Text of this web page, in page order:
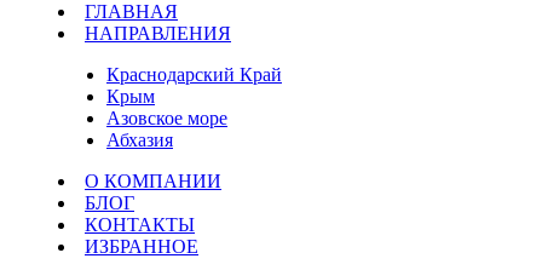
ГЛАВНАЯ
НАПРАВЛЕНИЯ
Краснодарский Край
Крым
Азовское море
Абхазия
О КОМПАНИИ
БЛОГ
КОНТАКТЫ
ИЗБРАННОЕ